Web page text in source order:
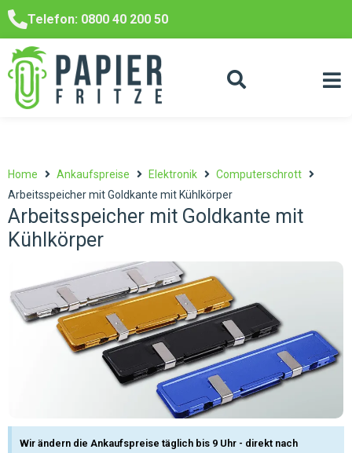
Telefon: 0800 40 200 50
Arbeitsspeicher mit Goldkante mit
Kühlkörper
Home Ankaufspreise Elektronik
Computerschrott
Arbeitsspeicher mit Goldkante mit Kühlkörper
Wir ändern die Ankaufspreise täglich bis 9 Uhr - direkt nach